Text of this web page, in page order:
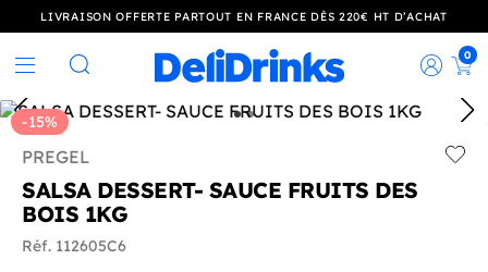
LIVRAISON OFFERTE PARTOUT EN FRANCE DÈS 220€ HT D’ACHAT
Rechercher
0
-15%
PREGEL
SALSA DESSERT- SAUCE FRUITS DES
BOIS 1KG
Réf. 112605C6